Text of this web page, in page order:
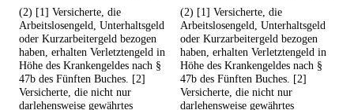
(2) [1] Versicherte, die
Arbeitslosengeld, Unterhaltsgeld
oder Kurzarbeitergeld bezogen
haben, erhalten Verletztengeld in
Höhe des Krankengeldes nach §
47b des Fünften Buches. [2]
Versicherte, die nicht nur
darlehensweise gewährtes
(2) [1] Versicherte, die
Arbeitslosengeld, Unterhaltsgeld
oder Kurzarbeitergeld bezogen
haben, erhalten Verletztengeld in
Höhe des Krankengeldes nach §
47b des Fünften Buches. [2]
Versicherte, die nicht nur
darlehensweise gewährtes